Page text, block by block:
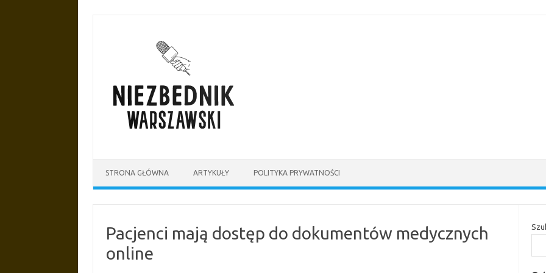
STRONA GŁÓWNA ARTYKUŁY POLITYKA PRYWATNOŚCI
Pacjenci mają dostęp do dokumentów medycznych
online